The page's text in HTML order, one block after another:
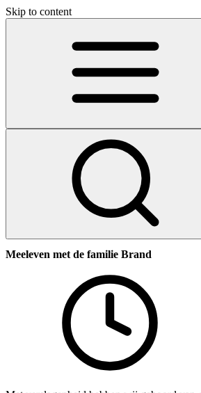
Skip to content
Meeleven met de familie Brand